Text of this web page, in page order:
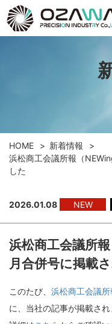
HOME
新着情報
浜松商工会議所報（
した
2026.01.08 NEW
浜松商工会議所
月合併号に掲載
このたび、 浜松商工会議
に、当社の記事が掲載され